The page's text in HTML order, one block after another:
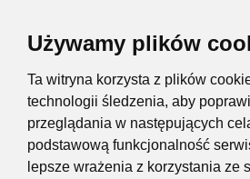
Używamy plików
Ta witryna korzysta z plików
technologii śledzenia, aby
przeglądania w następujących
podstawową funkcjonalność
lepsze wrażenia z korzystania ze